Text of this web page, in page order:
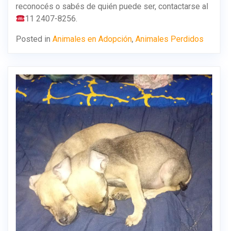
reconocés o sabés de quién puede ser, contactarse al
11 2407-8256.
Posted in Animales en Adopción, Animales Perdidos